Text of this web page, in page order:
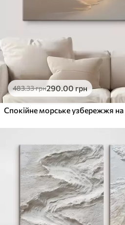
483.33грн290 .00 грн